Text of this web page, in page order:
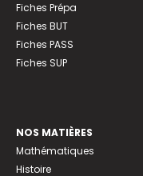
Fiches Prépa
Fiches BUT
Fiches PASS
Fiches SUP
NOS MATIÈRES
Mathématiques
Histoire